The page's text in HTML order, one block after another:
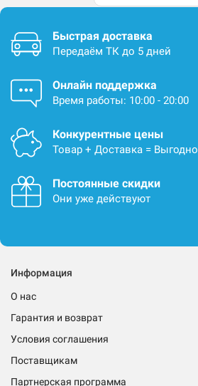
Быстрая доставка
Передаём ТК до 5 дней
Онлайн поддержка
Время работы: 10:00 - 20:00
Конкурентные цены
Товар + Доставка = Выгодно
Постоянные скидки
Они уже действуют
Информация
О нас
Гарантия и возврат
Условия соглашения
Поставщикам
Партнерская программа